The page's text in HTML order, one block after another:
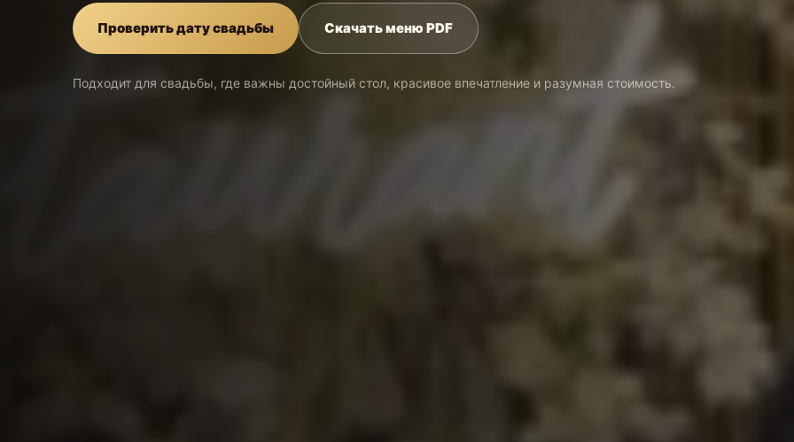
Проверить дату свадьбы Скачать меню PDF
Подходит для свадьбы, где важны достойный стол, красивое впечатление и разумная стоимость.